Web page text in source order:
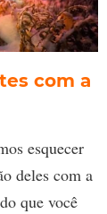
com a
esquecer
deles com a
que você